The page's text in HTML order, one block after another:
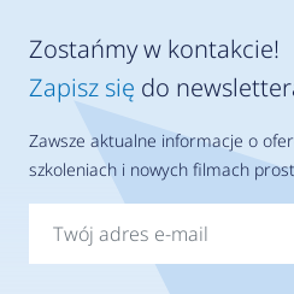
Zostańmy w kontakcie!
Zapisz się do
Zawsze aktualne informacje o
szkoleniach i nowych filmach